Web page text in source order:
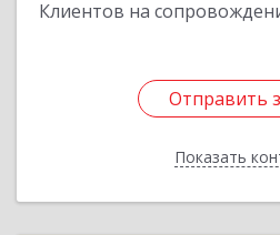
Клиентов на
Отправить
Показать
Отправить
Назад